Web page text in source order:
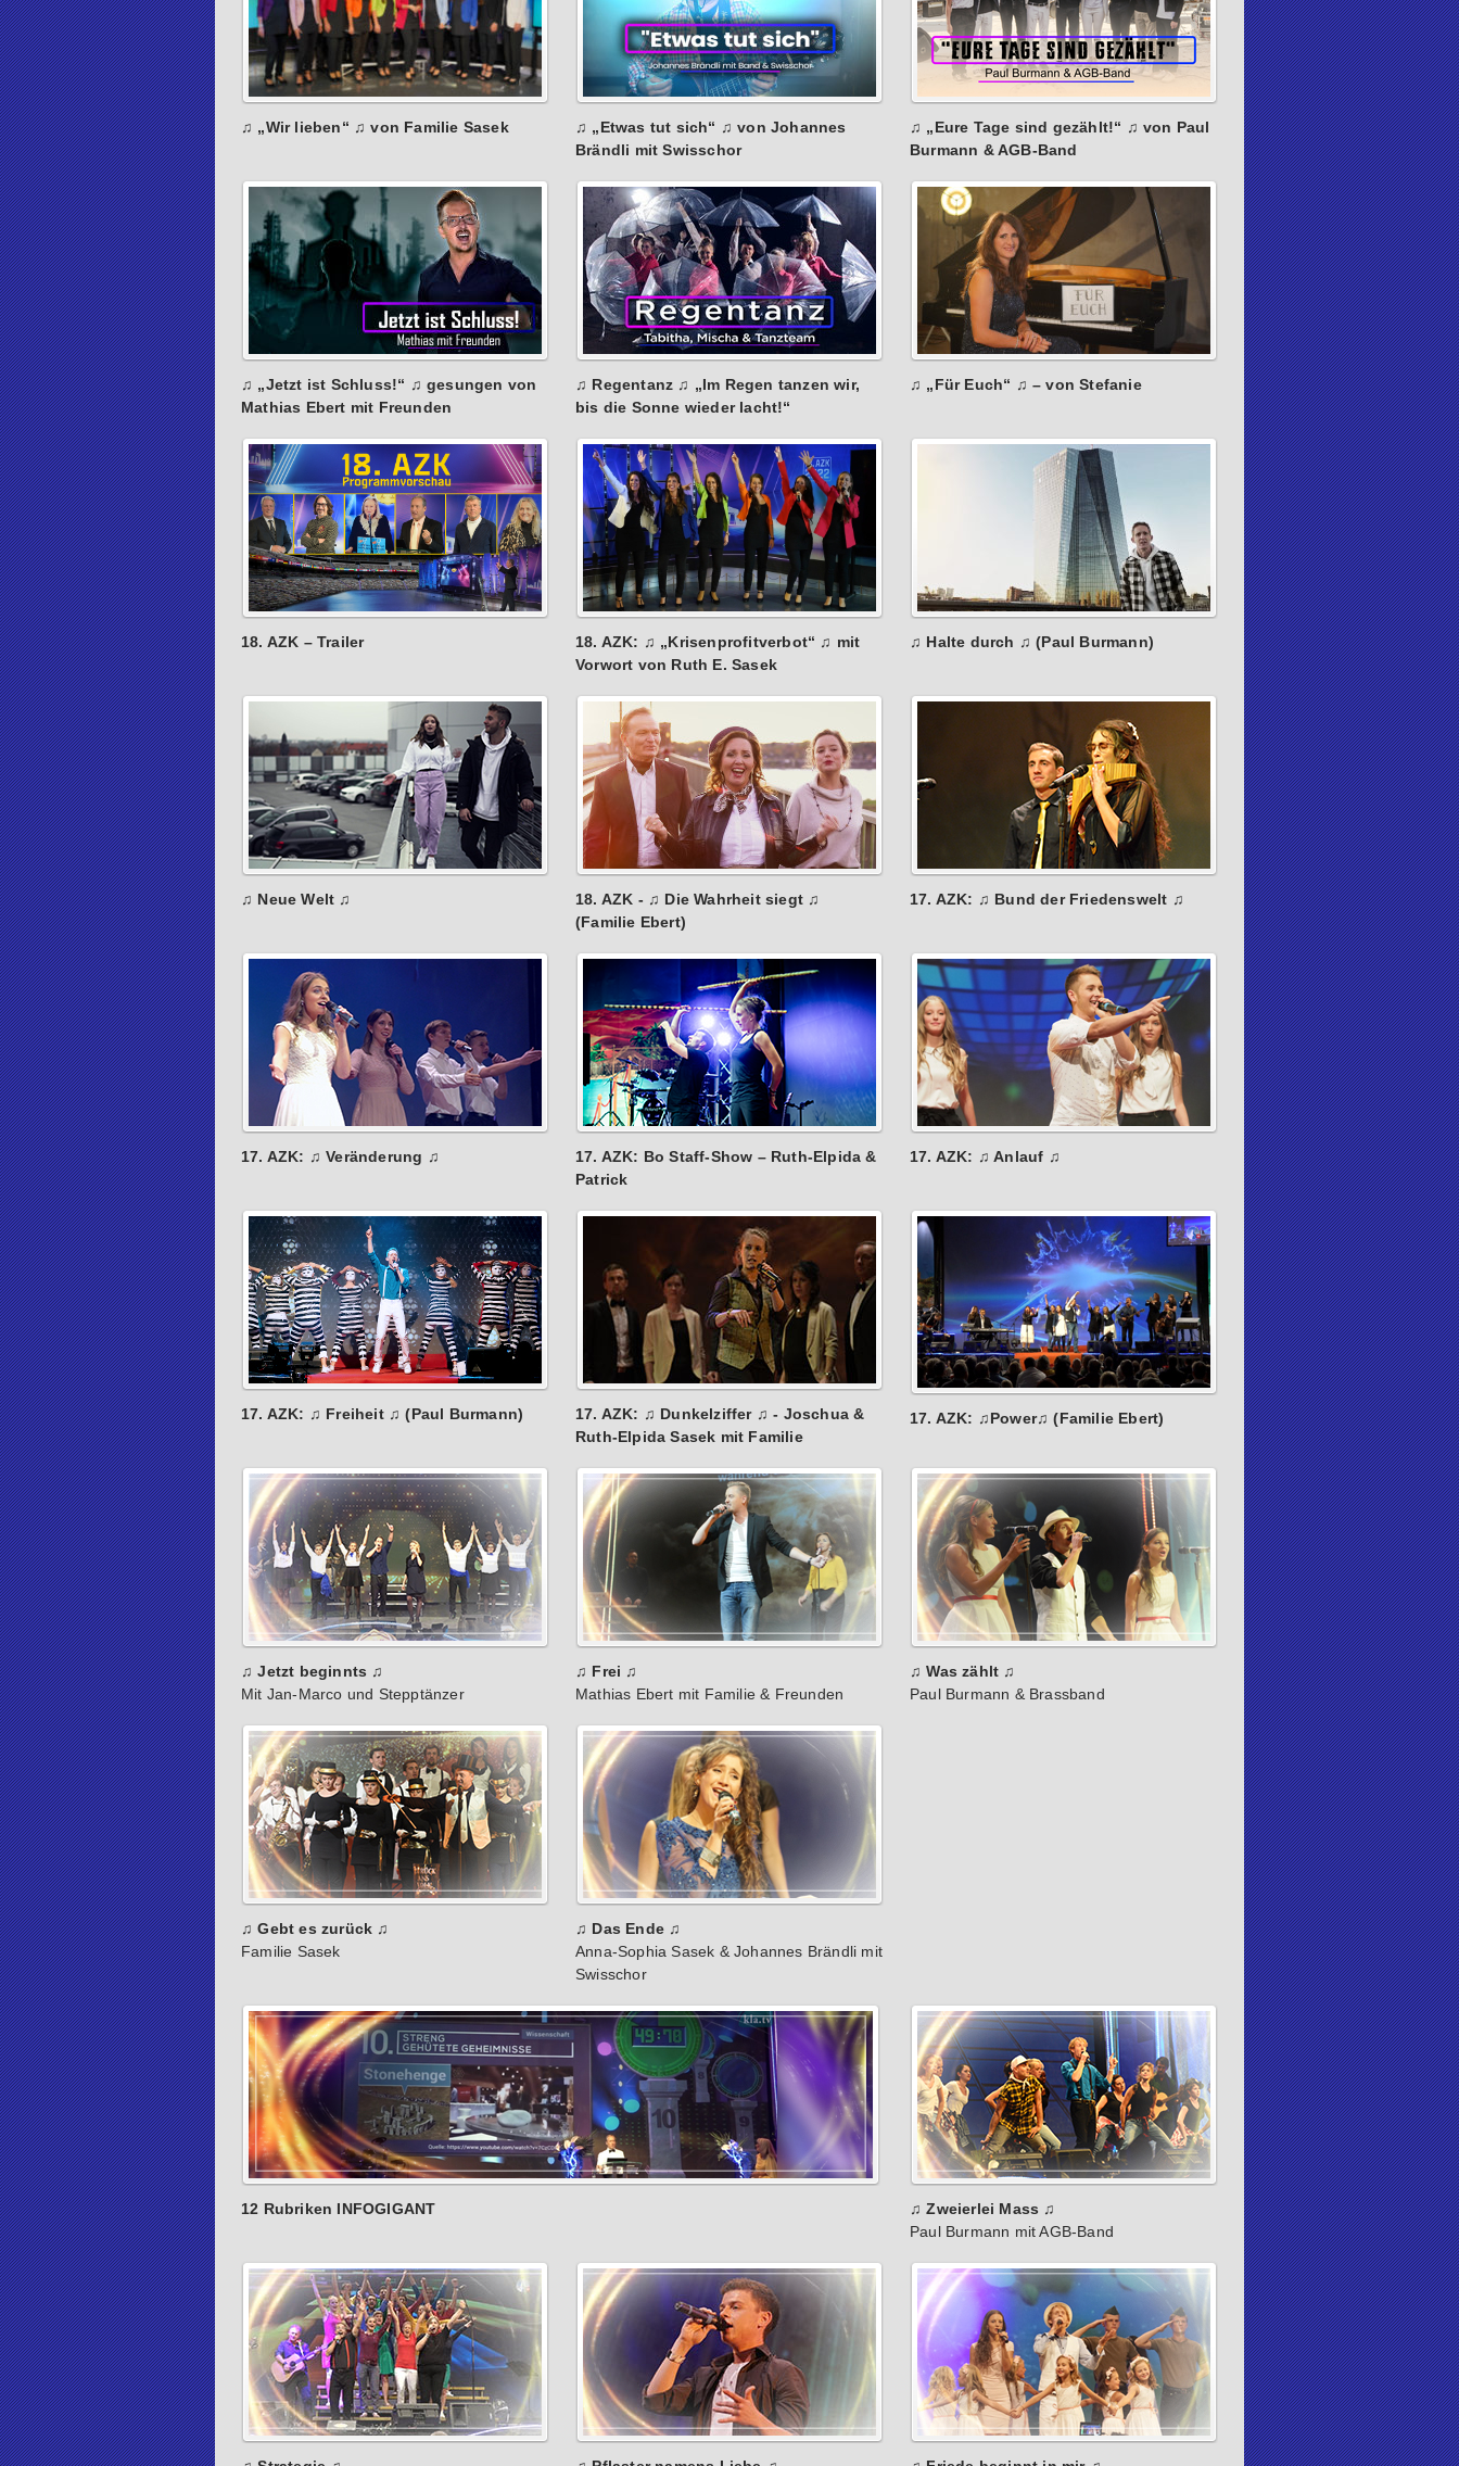
♫ „Wir lieben“ ♫ von Familie Sasek
♫ „Etwas tut sich“ ♫ von Johannes
Brändli mit Swisschor
♫ „Eure Tage sind gezählt!“ ♫ von Paul
Burmann & AGB-Band
♫ „Jetzt ist Schluss!“ ♫ gesungen von
Mathias Ebert mit Freunden
♫ Regentanz ♫ „Im Regen tanzen wir,
bis die Sonne wieder lacht!“
♫ „Für Euch“ ♫ – von Stefanie
18. AZK – Trailer
18. AZK: ♫ „Krisenprofitverbot“ ♫ mit
Vorwort von Ruth E. Sasek
♫ Halte durch ♫ (Paul Burmann)
♫ Neue Welt ♫
18. AZK - ♫ Die Wahrheit siegt ♫
(Familie Ebert)
17. AZK: ♫ Bund der Friedenswelt ♫
17. AZK: ♫ Veränderung ♫
17. AZK: Bo Staff-Show – Ruth-Elpida &
Patrick
17. AZK: ♫ Anlauf ♫
17. AZK: ♫ Freiheit ♫ (Paul Burmann)
17. AZK: ♫ Dunkelziffer ♫ - Joschua &
Ruth-Elpida Sasek mit Familie
17. AZK: ♫Power♫ (Familie Ebert)
♫ Jetzt beginnts ♫
Mit Jan-Marco und Stepptänzer
♫ Frei ♫
Mathias Ebert mit Familie & Freunden
♫ Was zählt ♫
Paul Burmann & Brassband
♫ Gebt es zurück ♫
Familie Sasek
♫ Das Ende ♫
Anna-Sophia Sasek & Johannes Brändli mit
Swisschor
12 Rubriken INFOGIGANT
♫ Zweierlei Mass ♫
Paul Burmann mit AGB-Band